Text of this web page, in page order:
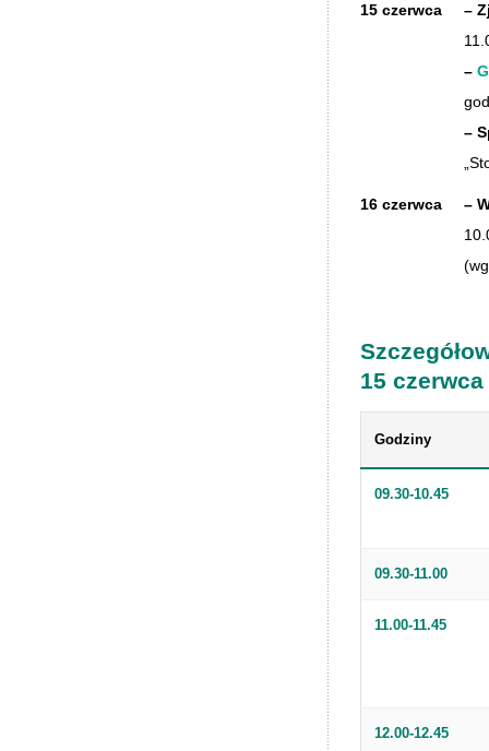
15 czerwca
–
–
–
16 czerwca
–
15
Godziny
09.30-10.45
09.30-11.00
11.00-11.45
12.00-12.45